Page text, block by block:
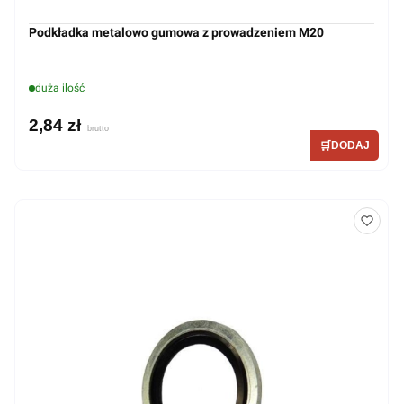
Podkładka metalowo gumowa z prowadzeniem M20
duża ilość
2,84 zł